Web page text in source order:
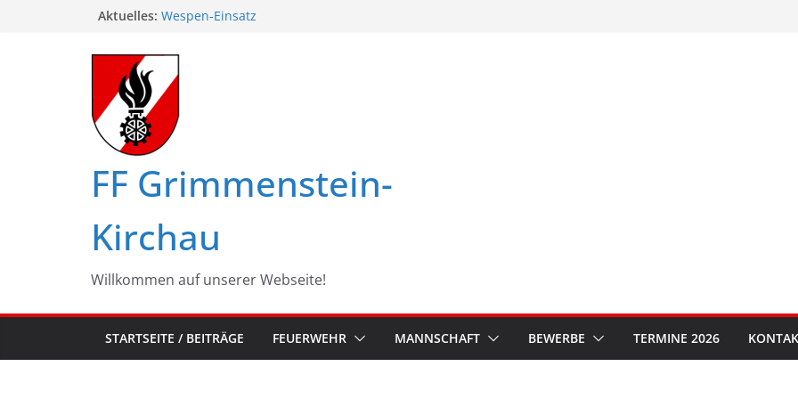
Aktuelles: Wespen-Einsatz
Maschinistenübung am Haßbach
Landesbewerbe in Zistersdorf
FF Grimmenstein-
Kirchau
Willkommen auf unserer Webseite!
STARTSEITE / BEITRÄGE FEUERWEHR MANNSCHAFT BEWERBE TERMINE 2026